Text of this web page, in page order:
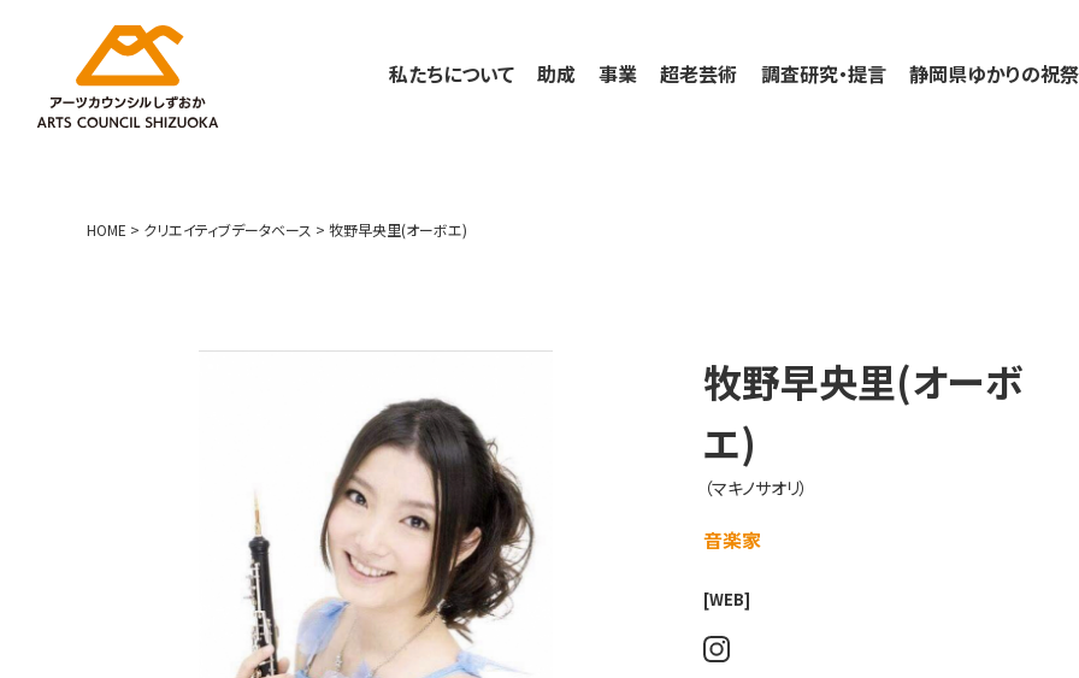
私たちについて 助成 事業 超老芸術 調査研究・提言 静岡県ゆかりの祝
HOME > クリエイティブデータベース > 牧野早央里(オーボエ)
牧野早央里(オーボ
エ)
（マキノサオリ）
音楽家
[WEB]